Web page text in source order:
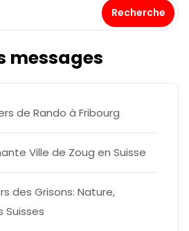
Recherche
messages
de Rando à Fribourg
Ville de Zoug en Suisse
des Grisons: Nature,
Suisses